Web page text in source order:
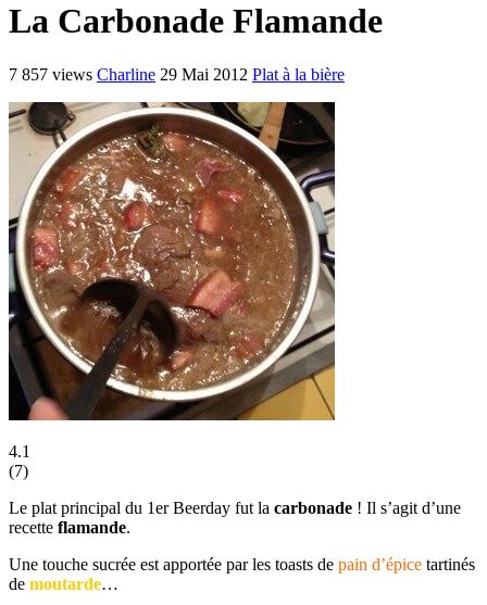
La Carbonade Flamande
7 857 views Charline 29 Mai 2012 Plat à la bière
4.1
(7)
Le plat principal du 1er Beerday fut la carbonade ! Il s’agit d’une
recette flamande.
Une touche sucrée est apportée par les toasts de pain d’épice tartinés
de moutarde…